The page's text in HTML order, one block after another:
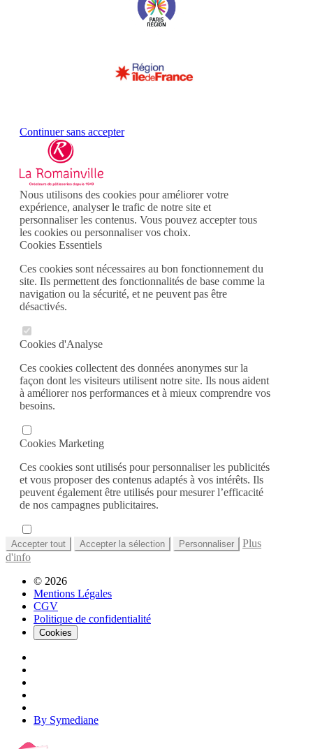
Continuer sans accepter
Nous utilisons des cookies pour améliorer votre
expérience, analyser le trafic de notre site et
personnaliser les contenus. Vous pouvez accepter tous
les cookies ou personnaliser vos choix.
Cookies Essentiels
Ces cookies sont nécessaires au bon fonctionnement du
site. Ils permettent des fonctionnalités de base comme la
navigation ou la sécurité, et ne peuvent pas être
désactivés.
Cookies d'Analyse
Ces cookies collectent des données anonymes sur la
façon dont les visiteurs utilisent notre site. Ils nous aident
à améliorer nos performances et à mieux comprendre vos
besoins.
Cookies Marketing
Ces cookies sont utilisés pour personnaliser les publicités
et vous proposer des contenus adaptés à vos intérêts. Ils
peuvent également être utilisés pour mesurer l’efficacité
de nos campagnes publicitaires.
Accepter tout Accepter la sélection Personnaliser
Plus
d'info
© 2026
Mentions Légales
CGV
Politique de confidentialité
Cookies
By Symediane